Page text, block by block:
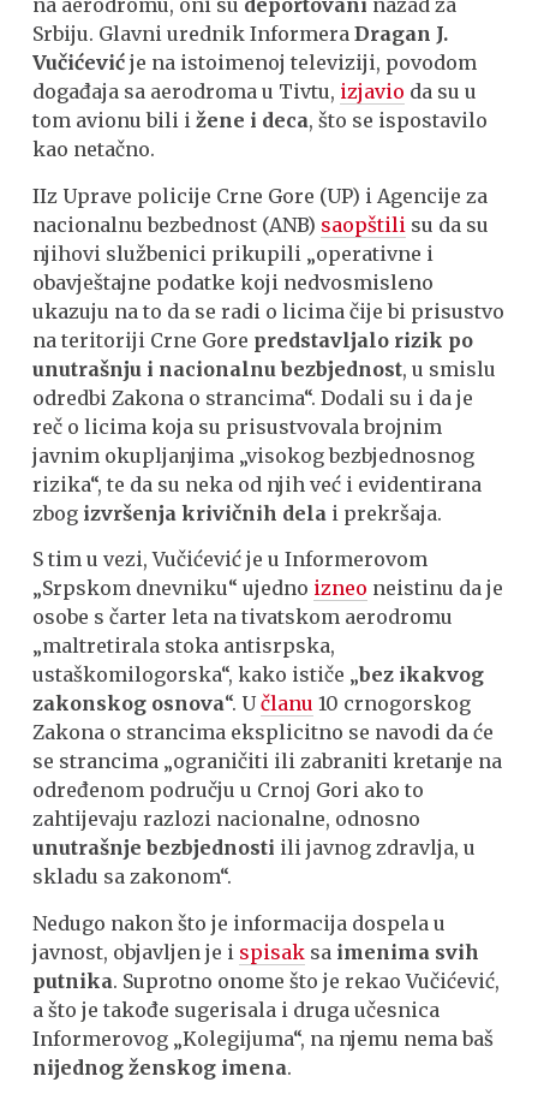
na aerodromu, oni su deportovani nazad za
Srbiju. Glavni urednik InformeraDragan J.
Vučićević je na istoimenoj televiziji, povodom
događaja sa aerodroma u Tivtu, izjavio da su u
tom avionu bili i žene i deca, što se ispostavilo
kao netačno.
IIz Uprave policije Crne Gore (UP) i Agencije za
nacionalnu bezbednost (ANB) saopštili su da su
njihovi službenici prikupili „operativne i
obavještajne podatke koji nedvosmisleno
ukazuju na to da se radi o licima čije bi prisustvo
na teritoriji Crne Gore predstavljalo rizik po
unutrašnju i nacionalnu bezbjednost, u smislu
odredbi Zakona o strancima“. Dodali su i da je
reč o licima koja su prisustvovala brojnim
javnim okupljanjima „visokog bezbjednosnog
rizika“, te da su neka od njih već i evidentirana
zbog izvršenja krivičnih dela i prekršaja.
S tim u vezi, Vučićević je u Informerovom
„Srpskom dnevniku“ ujedno izneo neistinu da je
osobe s čarter leta na tivatskom aerodromu
„maltretirala stoka antisrpska,
ustaškomilogorska“, kako ističe „bez ikakvog
zakonskog osnova“. Učlanu 10 crnogorskog
Zakona o strancima eksplicitno se navodi da će
se strancima „ograničiti ili zabraniti kretanje na
određenom području u Crnoj Gori ako to
zahtijevaju razlozi nacionalne, odnosno
unutrašnje bezbjednosti ili javnog zdravlja, u
skladu sa zakonom“.
Nedugo nakon što je informacija dospela u
javnost, objavljen je i spisak sa imenima svih
putnika. Suprotno onome što je rekao Vučićević,
a što je takođe sugerisala i druga učesnica
Informerovog „Kolegijuma“, na njemu nema baš
nijednog ženskog imena.